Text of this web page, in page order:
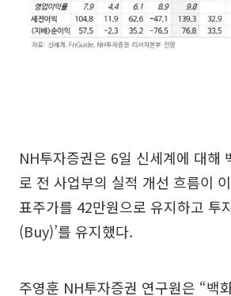
NH투자증권은 6일 신세계에 대해
로 전 사업부의 실적 개선 흐름이
표주가를 42만원으로 유지하고 투
(Buy)’를 유지했다.
주영훈 NH투자증권 연구원은 “백